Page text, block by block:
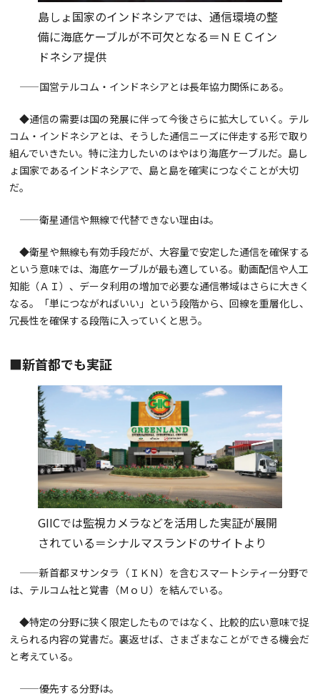
島しょ国家のインドネシアでは、通信環境の整
備に海底ケーブルが不可欠となる＝ＮＥＣイン
ドネシア提供
——国営テルコム・インドネシアとは長年協力関係にある。
◆通信の需要は国の発展に伴って今後さらに拡大していく。テル
コム・インドネシアとは、そうした通信ニーズに伴走する形で取り
組んでいきたい。特に注力したいのはやはり海底ケーブルだ。島し
ょ国家であるインドネシアで、島と島を確実につなぐことが大切
だ。
——衛星通信や無線で代替できない理由は。
◆衛星や無線も有効手段だが、大容量で安定した通信を確保する
という意味では、海底ケーブルが最も適している。動画配信や人工
知能（ＡＩ）、データ利用の増加で必要な通信帯域はさらに大きく
なる。「単につながればいい」という段階から、回線を重層化し、
冗長性を確保する段階に入っていくと思う。
■新首都でも実証
GIICでは監視カメラなどを活用した実証が展開
されている＝シナルマスランドのサイトより
——新首都ヌサンタラ（ＩＫＮ）を含むスマートシティー分野で
は、テルコム社と覚書（ＭｏＵ）を結んでいる。
◆特定の分野に狭く限定したものではなく、比較的広い意味で捉
えられる内容の覚書だ。裏返せば、さまざまなことができる機会だ
と考えている。
——優先する分野は。